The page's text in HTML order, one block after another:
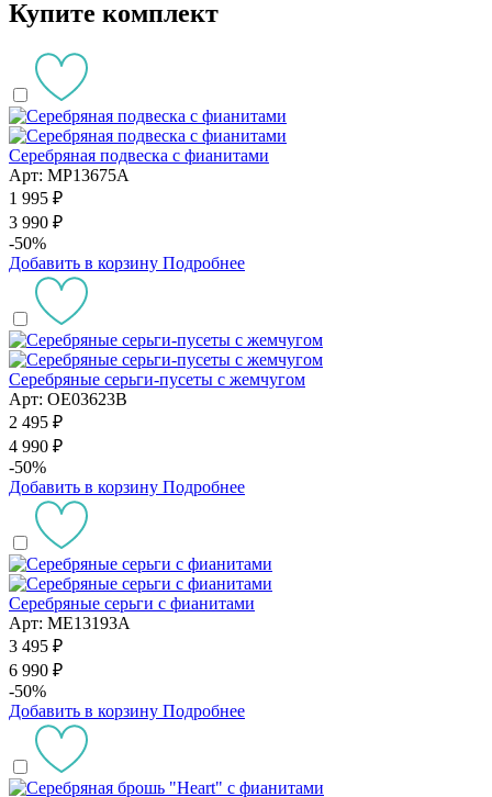
Купите комплект
Серебряная подвеска с фианитами
Арт: MP13675A
1 995 ₽
3 990 ₽
-50%
Добавить в корзину Подробнее
Серебряные серьги-пусеты с жемчугом
Арт: OE03623B
2 495 ₽
4 990 ₽
-50%
Добавить в корзину Подробнее
Серебряные серьги с фианитами
Арт: ME13193A
3 495 ₽
6 990 ₽
-50%
Добавить в корзину Подробнее